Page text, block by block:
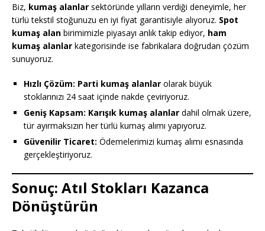
Biz, kumaş alanlar sektöründe yılların verdiği deneyimle, her
türlü tekstil stoğunuzu en iyi fiyat garantisiyle alıyoruz. Spot
kumaş alan birimimizle piyasayı anlık takip ediyor, ham
kumaş alanlar kategorisinde ise fabrikalara doğrudan çözüm
sunuyoruz.
Hızlı Çözüm: Parti kumaş alanlar olarak büyük
stoklarınızı 24 saat içinde nakde çeviriyoruz.
Geniş Kapsam: Karışık kumaş alanlar dahil olmak üzere,
tür ayırmaksızın her türlü kumaş alımı yapıyoruz.
Güvenilir Ticaret: Ödemelerimizi kumaş alımı esnasında
gerçekleştiriyoruz.
Sonuç: Atıl Stokları Kazanca
Dönüştürün